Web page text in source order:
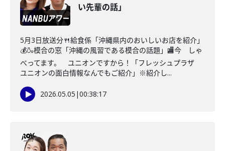
い先輩の話」
5月3日放送分🍴給食係「沖縄県内のおいしいお店を紹介」
💰🍶模合の窓「沖縄の風習である模合の話題」🏬今 しゃ
べってます。 ユニオンですから！「フレッシュプラザ
ユニオンの面白情報なんでもご紹介」※紹介し...
2026.05.05 |00:38:17